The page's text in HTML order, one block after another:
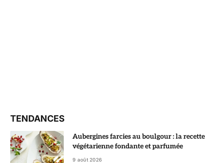
TENDANCES
Aubergines farcies au boulgour : la recette
végétarienne fondante et parfumée
9 août 2026